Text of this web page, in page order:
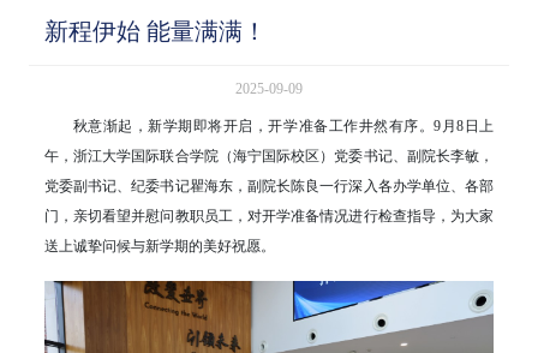
新程伊始 能量满满！
2025-09-09
秋意渐起，新学期即将开启，开学准备工作井然有序。9月8日上
午，浙江大学国际联合学院（海宁国际校区）党委书记、副院长李敏，
党委副书记、纪委书记瞿海东，副院长陈良一行深入各办学单位、各部
门，亲切看望并慰问教职员工，对开学准备情况进行检查指导，为大家
送上诚挚问候与新学期的美好祝愿。